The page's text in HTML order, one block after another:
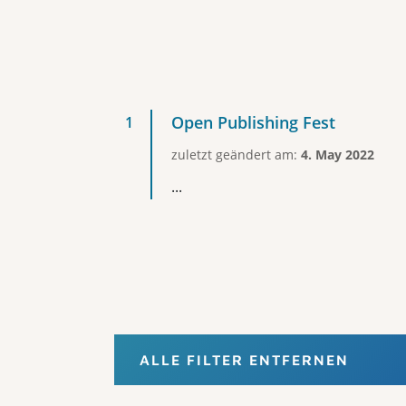
Open Publishing Fest
zuletzt geändert am: 4. May 2022
...
ALLE FILTER ENTFERNEN